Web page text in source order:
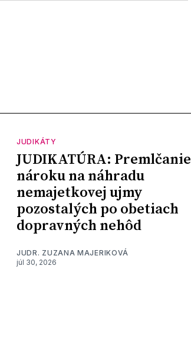
JUDIKÁTY
JUDIKATÚRA: Premlčanie
nároku na náhradu
nemajetkovej ujmy
pozostalých po obetiach
dopravných nehôd
JUDR. ZUZANA MAJERIKOVÁ
júl 30, 2026